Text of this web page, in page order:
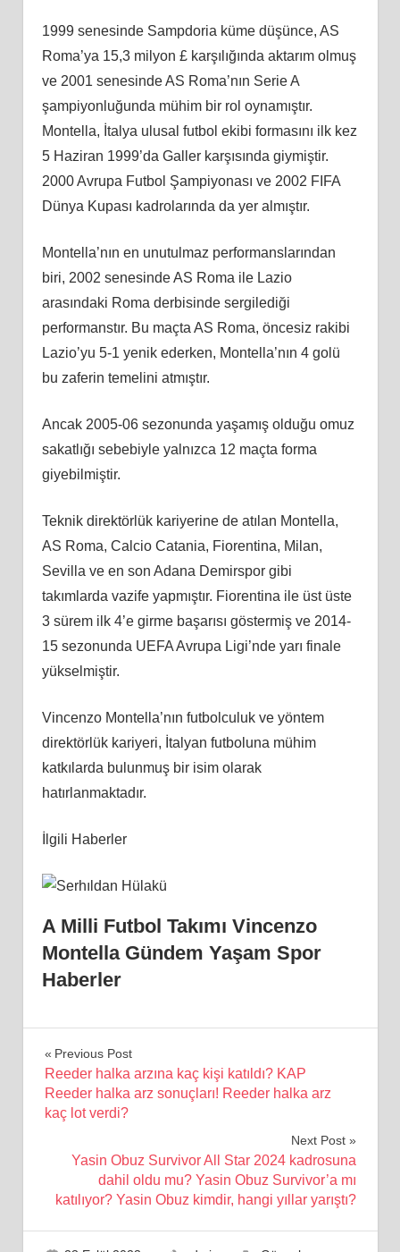
1999 senesinde Sampdoria küme düşünce, AS
Roma’ya 15,3 milyon £ karşılığında aktarım olmuş
ve 2001 senesinde AS Roma’nın Serie A
şampiyonluğunda mühim bir rol oynamıştır.
Montella, İtalya ulusal futbol ekibi formasını ilk kez
5 Haziran 1999’da Galler karşısında giymiştir.
2000 Avrupa Futbol Şampiyonası ve 2002 FIFA
Dünya Kupası kadrolarında da yer almıştır.
Montella’nın en unutulmaz performanslarından
biri, 2002 senesinde AS Roma ile Lazio
arasındaki Roma derbisinde sergilediği
performanstır. Bu maçta AS Roma, öncesiz rakibi
Lazio’yu 5-1 yenik ederken, Montella’nın 4 golü
bu zaferin temelini atmıştır.
Ancak 2005-06 sezonunda yaşamış olduğu omuz
sakatlığı sebebiyle yalnızca 12 maçta forma
giyebilmiştir.
Teknik direktörlük kariyerine de atılan Montella,
AS Roma, Calcio Catania, Fiorentina, Milan,
Sevilla ve en son Adana Demirspor gibi
takımlarda vazife yapmıştır. Fiorentina ile üst üste
3 sürem ilk 4’e girme başarısı göstermiş ve 2014-
15 sezonunda UEFA Avrupa Ligi’nde yarı finale
yükselmiştir.
Vincenzo Montella’nın futbolculuk ve yöntem
direktörlük kariyeri, İtalyan futboluna mühim
katkılarda bulunmuş bir isim olarak
hatırlanmaktadır.
İlgili Haberler
A Milli Futbol Takımı Vincenzo
Montella Gündem Yaşam Spor
Haberler
Yazı
gezinmesi
Previous Post
Reeder halka arzına kaç kişi katıldı? KAP
Reeder halka arz sonuçları! Reeder halka arz
kaç lot verdi?
Next Post
Yasin Obuz Survivor All Star 2024 kadrosuna
dahil oldu mu? Yasin Obuz Survivor’a mı
katılıyor? Yasin Obuz kimdir, hangi yıllar yarıştı?